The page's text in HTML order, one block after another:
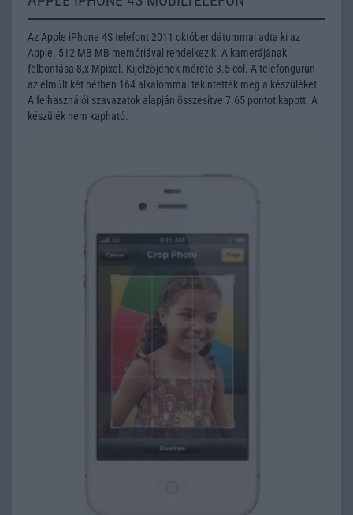
Az Apple iPhone 4S telefont 2011 október dátummal adta ki az
Apple. 512 MB MB memóriával rendelkezik. A kamerájának
felbontása 8,x Mpixel. Kijelzőjének mérete 3.5 col. A telefongurun
az elmúlt két hétben 164 alkalommal tekintették meg a készüléket.
A felhasználói szavazatok alapján összesítve 7.65 pontot kapott. A
készülék nem kapható.